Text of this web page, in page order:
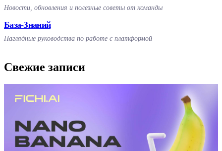
Новости, обновления и полезные советы от команды
База-Знаний
Наглядные руководства по работе с платформой
Свежие записи